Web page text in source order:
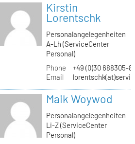
Kirstin
Lorentschk
Personalangelegenheiten
A-Lh (ServiceCenter
Personal)
Phone
+49 (0)30 688305-
Email
Maik Woywod
Personalangelegenheiten
Li-Z (ServiceCenter
Personal)